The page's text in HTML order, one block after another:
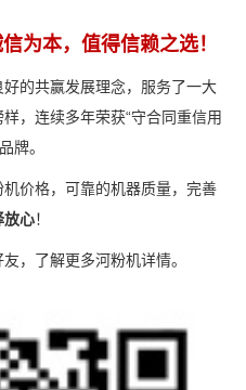
为本，值得信赖之选！
的共赢发展理念，服务了一大
，连续多年荣获“守合同重信用
牌。
价格，可靠的机器质量，完善
放心！
，了解更多河粉机详情。